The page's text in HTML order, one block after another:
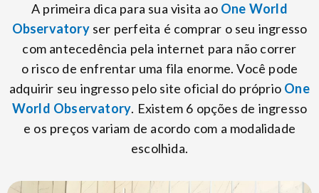
A primeira dica para sua visita ao One World
Observatoryser perfeita é comprar o seu ingresso
com antecedência pela internet para não correr
o risco de enfrentar uma fila enorme. Você pode
adquirir seu ingresso pelo site oficial do próprio One
World Observatory. Existem 6 opções de ingresso
e os preços variam de acordo com a modalidade
escolhida.